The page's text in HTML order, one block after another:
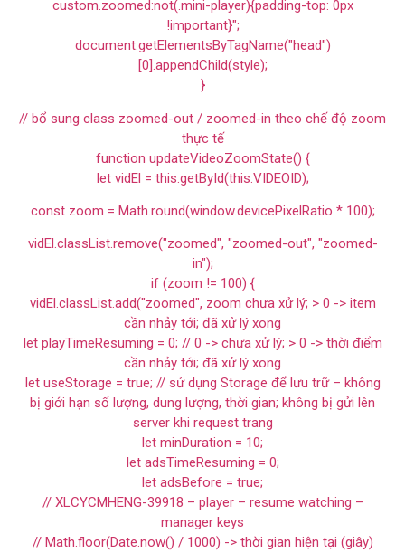
custom.zoomed:not(.mini-player){padding-top: 0px
!important}";
document.getElementsByTagName("head")
[0].appendChild(style);
}
// bổ sung class zoomed-out / zoomed-in theo chế độ zoom
thực tế
function updateVideoZoomState() {
let vidEl = this.getById(this.VIDEOID);
const zoom = Math.round(window.devicePixelRatio * 100);
vidEl.classList.remove("zoomed", "zoomed-out", "zoomed-
in");
if (zoom != 100) {
vidEl.classList.add("zoomed", zoom chưa xử lý; > 0 -> item
cần nhảy tới; đã xử lý xong
let playTimeResuming = 0; // 0 -> chưa xử lý; > 0 -> thời điểm
cần nhảy tới; đã xử lý xong
let useStorage = true; // sử dụng Storage để lưu trữ – không
bị giới hạn số lượng, dung lượng, thời gian; không bị gửi lên
server khi request trang
let minDuration = 10;
let adsTimeResuming = 0;
let adsBefore = true;
// XLCYCMHENG-39918 – player – resume watching –
manager keys
// Math.floor(Date.now() / 1000) -> thời gian hiện tại (giây)